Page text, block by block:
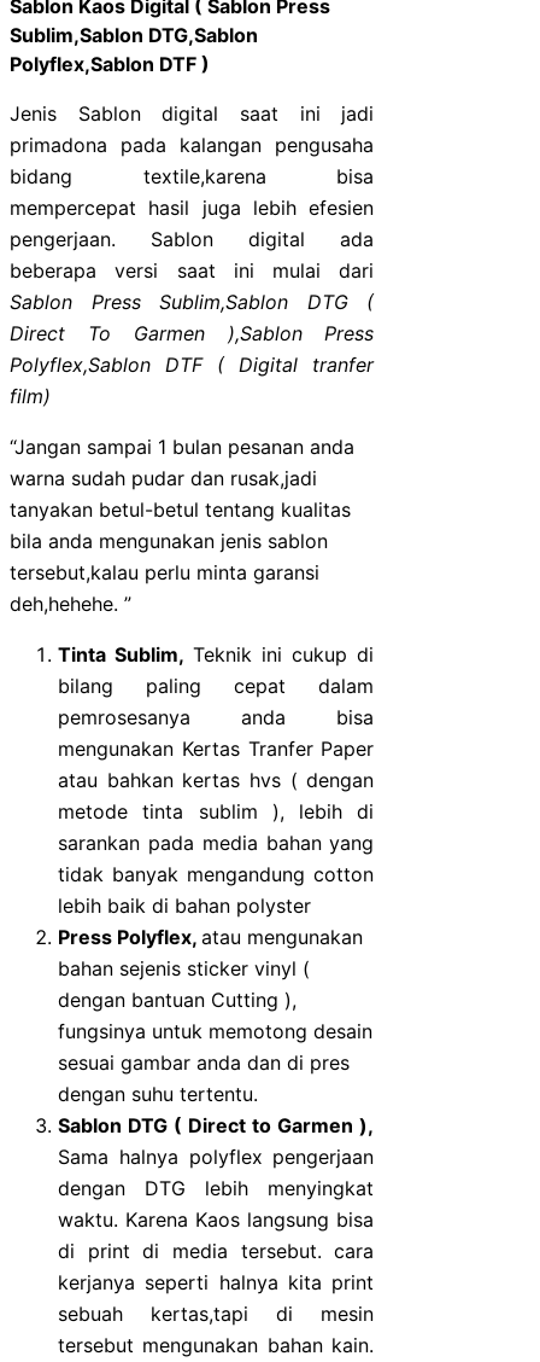
Sablon Kaos Digital ( Sablon Press
Sublim,Sablon DTG,Sablon
Polyflex,Sablon DTF )
Jenis Sablon digital saat ini jadi
primadona pada kalangan pengusaha
bidang textile,karena bisa
mempercepat hasil juga lebih efesien
pengerjaan. Sablon digital ada
beberapa versi saat ini mulai dari
Sablon Press Sublim,Sablon
DTG (
Direct To Garmen ),Sablon Press
Polyflex,Sablon DTF ( Digital tranfer
film)
“Jangan sampai 1 bulan pesanan anda
warna sudah pudar dan rusak,jadi
tanyakan betul-betul tentang kualitas
bila anda mengunakan jenis sablon
tersebut,kalau perlu minta garansi
deh,hehehe. ”
Tinta Sublim, Teknik ini cukup di
bilang paling cepat dalam
pemrosesanya anda bisa
mengunakan Kertas Tranfer Paper
atau bahkan kertas hvs ( dengan
metode tinta sublim ), lebih di
sarankan pada media bahan yang
tidak banyak mengandung cotton
lebih baik di bahan polyster
Press Polyflex, atau mengunakan
bahan sejenis sticker vinyl (
dengan bantuan Cutting ),
fungsinya untuk memotong desain
sesuai gambar anda dan di pres
dengan suhu tertentu.
Sablon DTG ( Direct to Garmen ),
Sama halnya polyflex pengerjaan
dengan DTG lebih menyingkat
waktu. Karena Kaos langsung bisa
di print di media tersebut. cara
kerjanya seperti halnya kita print
sebuah kertas,tapi di mesin
tersebut mengunakan bahan kain.